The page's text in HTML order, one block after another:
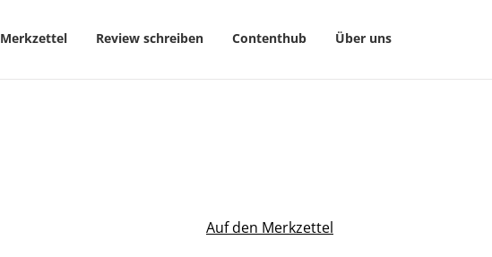
Merkzettel Review schreiben Contenthub Über uns
Auf den Merkzettel